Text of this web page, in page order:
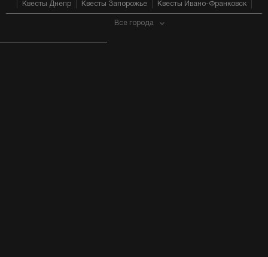
Квесты Днепр Квесты Запорожье Квесты Ивано-Франковск
Все города